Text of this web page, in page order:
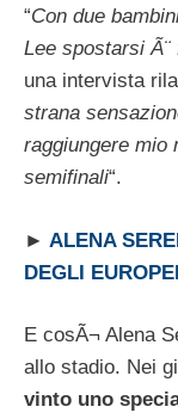
“Con due
Lee spostarsi
una intervista
strana
raggiungere mio
semifinali“.
► ALENA
DEGLI
E cosÃ¬ Alena
allo stadio. Nei
vinto uno